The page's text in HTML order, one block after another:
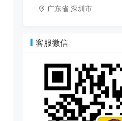
广东省 深圳市
客服微信